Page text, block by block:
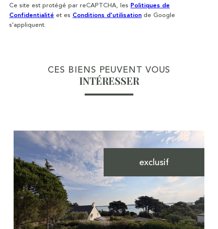
Ce site est protégé par reCAPTCHA, les Politiques de
Confidentialité et es Conditions d'utilisation de Google
s'appliquent.
CES BIENS PEUVENT VOUS
INTÉRESSER
exclusif
Voir le bien